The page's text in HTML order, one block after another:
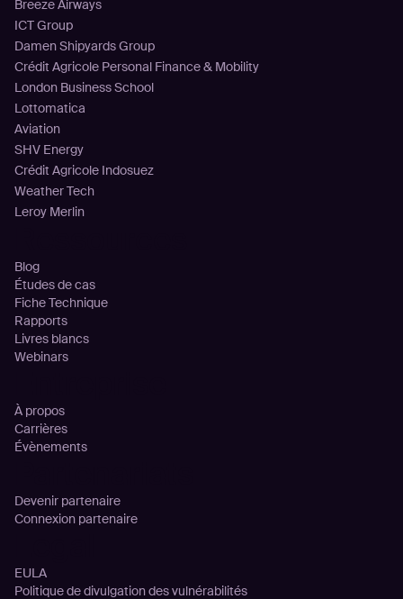
Breeze Airways
ICT Group
Damen Shipyards Group
Crédit Agricole Personal Finance & Mobility
London Business School
Lottomatica
Aviation
SHV Energy
Crédit Agricole Indosuez
Weather Tech
Leroy Merlin
Blog
Études de cas
Fiche Technique
Rapports
Livres blancs
Webinars
À propos
Carrières
Évènements
Devenir partenaire
Connexion partenaire
EULA
Politique de divulgation des vulnérabilités